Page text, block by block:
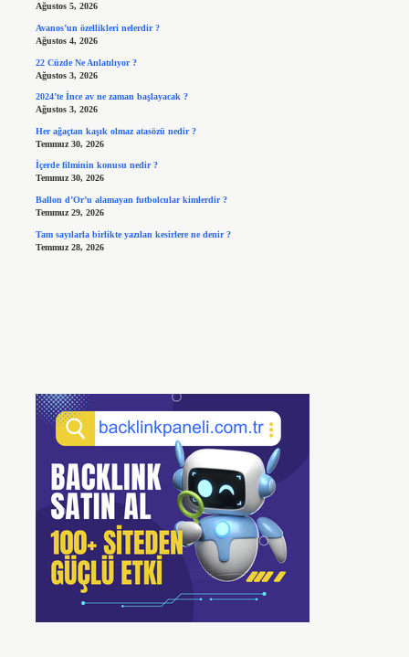
Ağustos 5, 2026
Avanos’un özellikleri nelerdir ?
Ağustos 4, 2026
22 Cüzde Ne Anlatılıyor ?
Ağustos 3, 2026
2024’te İnce av ne zaman başlayacak ?
Ağustos 3, 2026
Her ağaçtan kaşık olmaz atasözü nedir ?
Temmuz 30, 2026
İçerde filminin konusu nedir ?
Temmuz 30, 2026
Ballon d’Or’u alamayan futbolcular kimlerdir ?
Temmuz 29, 2026
Tam sayılarla birlikte yazılan kesirlere ne denir ?
Temmuz 28, 2026